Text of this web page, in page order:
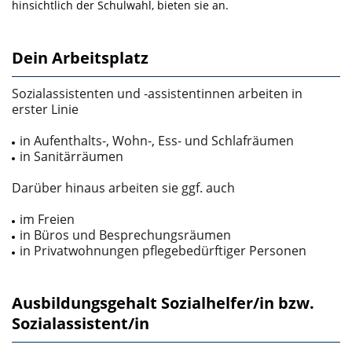
hinsichtlich der Schulwahl, bieten sie an.
Dein Arbeitsplatz
Sozialassistenten und ‑assistentinnen arbeiten in
erster Linie
in Aufenthalts-, Wohn-, Ess- und Schlafräumen
in Sanitärräumen
Darüber hinaus arbeiten sie ggf. auch
im Freien
in Büros und Besprechungsräumen
in Privatwohnungen pflegebedürftiger Personen
Ausbildungsgehalt Sozialhelfer/in bzw.
Sozialassistent/in